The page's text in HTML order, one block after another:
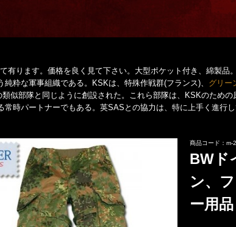
有ります。価格を良く見て下さい。大型ポケット付き、綿製品
純粋な軍事組織である。KSKは、特殊作戦群(フランス)、 グリー
類似部隊と同じように創設された。これら部隊は、KSKのため
常時パートナーでもある。英SASとの協力は、特に上手く進行し
商品コード：m-2
BWド
ン、
ー用品